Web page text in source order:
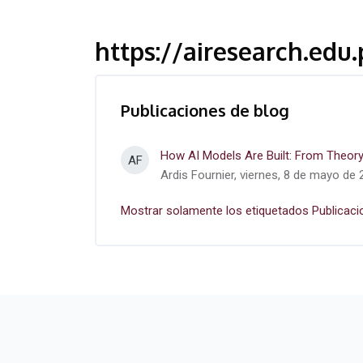
https://
Publicaciones de blog
AF
How AI Models Are Built: From
Ardis Fournier, viernes, 8 de mayo de
Mostrar solamente los etiquetados